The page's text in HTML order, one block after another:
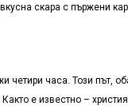
скара с пържени
четири часа. Този път,
е известно –